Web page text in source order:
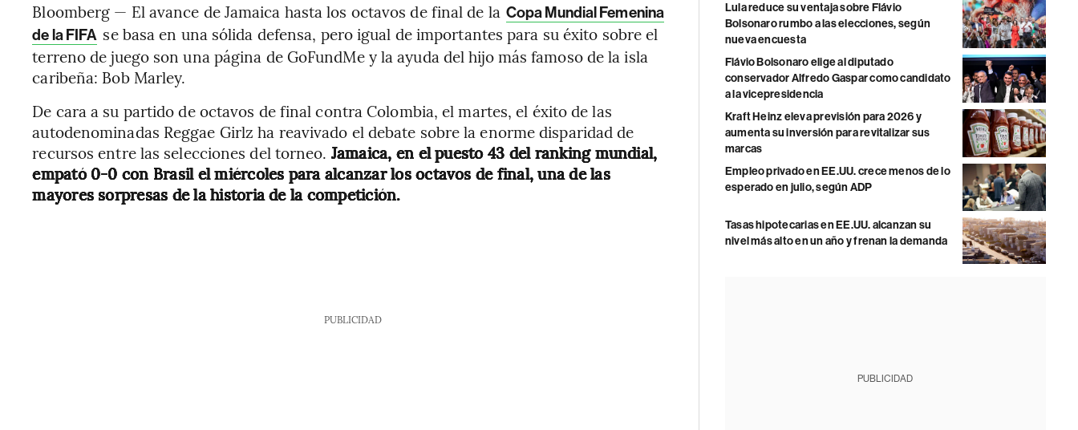
Bloomberg — El avance de Jamaica hasta los octavos de final de la Copa Mundial Femenina
de la FIFA se basa en una sólida defensa, pero igual de importantes para su éxito sobre el
terreno de juego son una página de GoFundMe y la ayuda del hijo más famoso de la isla
caribeña: Bob Marley.
De cara a su partido de octavos de final contra Colombia, el martes, el éxito de las
autodenominadas Reggae Girlz ha reavivado el debate sobre la enorme disparidad de
recursos entre las selecciones del torneo. Jamaica, en el puesto 43 del ranking mundial,
empató 0-0 con Brasil el miércoles para alcanzar los octavos de final, una de las
mayores sorpresas de la historia de la competición.
PUBLICIDAD
Lula reduce su ventaja sobre Flávio
Bolsonaro rumbo a las elecciones, según
nueva encuesta
Flávio Bolsonaro elige al diputado
conservador Alfredo Gaspar como candidato
a la vicepresidencia
Kraft Heinz eleva previsión para 2026 y
aumenta su inversión para revitalizar sus
marcas
Empleo privado en EE.UU. crece menos de lo
esperado en julio, según ADP
Tasas hipotecarias en EE.UU. alcanzan su
nivel más alto en un año y frenan la demanda
PUBLICIDAD